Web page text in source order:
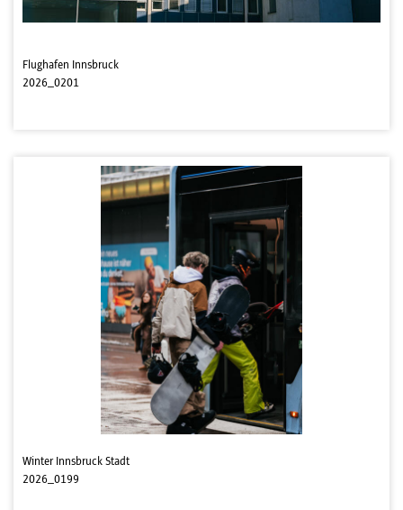
Flughafen Innsbruck
2026_0201
Winter Innsbruck Stadt
2026_0199